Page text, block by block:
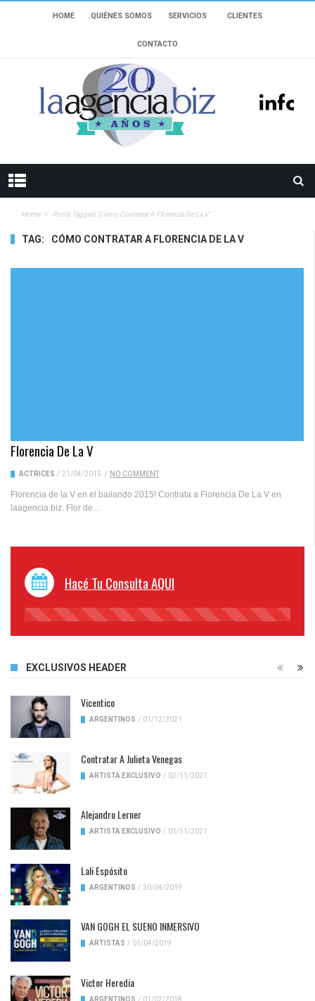
HOME QUIÉNES SOMOS SERVICIOS CLIENTES
CONTACTO
Home Posts Tagged "cómo Contratar A Florencia De La V"
TAG: CÓMO CONTRATAR A FLORENCIA DE LA V
Florencia De La V
ACTRICES / 21/04/2015 / NO COMMENT
Florencia de la V en el bailando 2015! Contrata a Florencia De La V en
laagencia.biz. Flor de...
Hacé Tu Consulta AQUI
45%
EXCLUSIVOS HEADER
Vicentico
ARGENTINOS / 01/12/2021
Contratar A Julieta Venegas
ARTISTA EXCLUSIVO / 02/11/2021
Alejandro Lerner
ARTISTA EXCLUSIVO / 01/11/2021
Lali Espósito
ARGENTINOS / 30/04/2019
VAN GOGH EL SUENO INMERSIVO
ARTISTAS / 01/04/2019
Victor Heredia
ARGENTINOS / 01/02/2018